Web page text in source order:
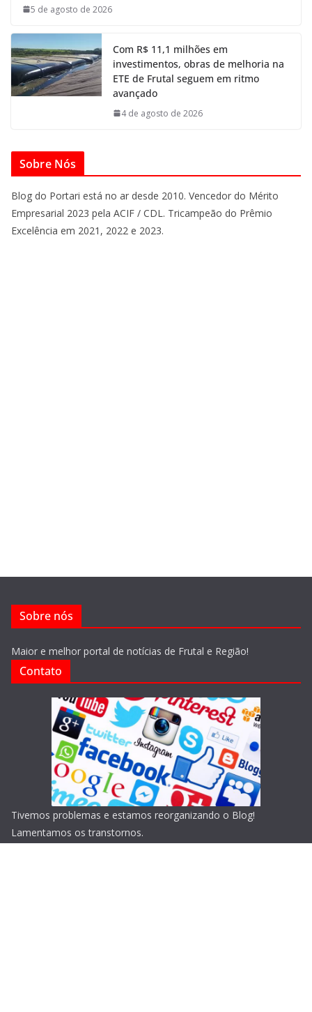
5 de agosto de 2026
Com R$ 11,1 milhões em
investimentos, obras de melhoria na
ETE de Frutal seguem em ritmo
avançado
4 de agosto de 2026
Sobre Nós
Blog do Portari está no ar desde 2010. Vencedor do Mérito
Empresarial 2023 pela ACIF / CDL. Tricampeão do Prêmio
Excelência em 2021, 2022 e 2023.
Sobre nós
Maior e melhor portal de notícias de Frutal e Região!
Contato
Tivemos problemas e estamos reorganizando o Blog!
Lamentamos os transtornos.